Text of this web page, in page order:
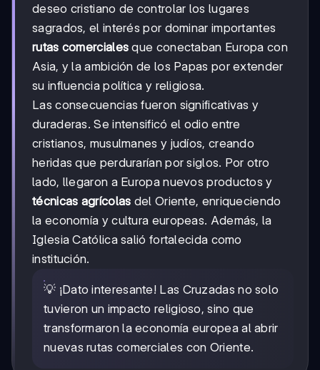
deseo cristiano de controlar los lugares
sagrados, el interés por dominar importantes
rutas comerciales que conectaban Europa con
Asia, y la ambición de los Papas por extender
su influencia política y religiosa.
Las consecuencias fueron significativas y
duraderas. Se intensificó el odio entre
cristianos, musulmanes y judíos, creando
heridas que perdurarían por siglos. Por otro
lado, llegaron a Europa nuevos productos y
técnicas agrícolas del Oriente, enriqueciendo
la economía y cultura europeas. Además, la
Iglesia Católica salió fortalecida como
institución.
💡 ¡Dato interesante! Las Cruzadas no solo
tuvieron un impacto religioso, sino que
transformaron la economía europea al abrir
nuevas rutas comerciales con Oriente.